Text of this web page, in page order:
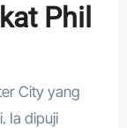
Phil
City yang
Ia dipuji